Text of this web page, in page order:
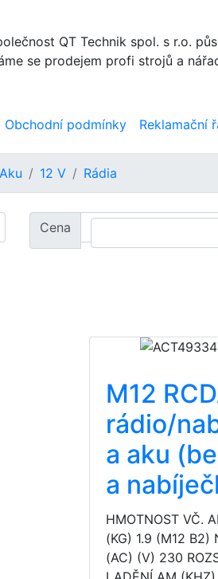
QT Technik spol. s r.o.
se prodejem profi strojů a
Obchodní podmínky Reklamační
Aku 12 V Rádia
Cena
M12
rádio/
a aku
a
HMOTNOST VČ.
(KG) 1.9 (M12 B2)
(AC) (V) 230